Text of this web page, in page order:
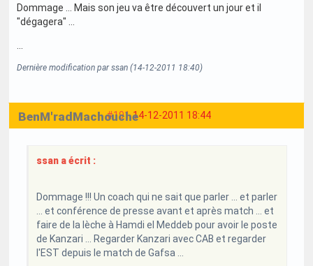
Dommage ... Mais son jeu va être découvert un jour et il
"dégagera" ...
Dernière modification par ssan (14-12-2011 18:40)
#191 14-12-2011 18:44
BenM'radMachouche
ssan a écrit :
Dommage !!! Un coach qui ne sait que parler ... et parler
... et conférence de presse avant et après match ... et
faire de la lèche à Hamdi el Meddeb pour avoir le poste
de Kanzari ... Regarder Kanzari avec CAB et regarder
l'EST depuis le match de Gafsa ...